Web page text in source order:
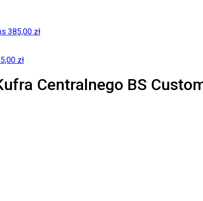
385,00 zł
zł
Centralnego BS